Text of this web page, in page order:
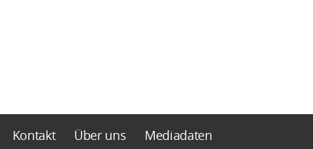
Kontakt Über uns
Mediadaten